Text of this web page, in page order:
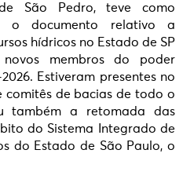
São Pedro, teve como
o documento relativo a
hídricos no Estado de SP
membros do poder
Estiveram presentes no
comitês de bacias de todo o
também a retomada das
do Sistema Integrado de
do Estado de São Paulo, o